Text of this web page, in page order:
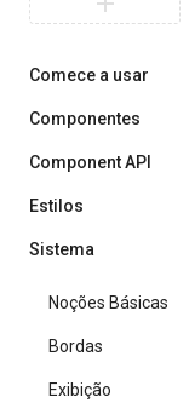
Comece a usar
Componentes
Component API
Estilos
Sistema
Noções Básicas
Bordas
Exibição